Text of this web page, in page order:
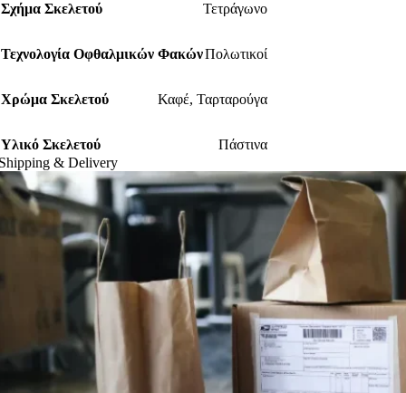
Σχήμα Σκελετού Τετράγωνο
Τεχνολογία Οφθαλμικών ΦακώνΠολωτικοί
Χρώμα Σκελετού Καφέ, Ταρταρούγα
Υλικό Σκελετού
Πάστινα
& Delivery